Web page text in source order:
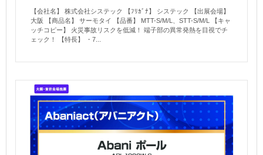
【会社名】 株式会社システック 【ﾌﾘｶﾞﾅ】 システック 【出展会場】
大阪 【商品名】 サーモタイ 【品番】 MTT-S/M/L、STT-S/M/L 【キャ
ッチコピー】 火災事故リスクを低減！ 端子部の異常発熱を目視でチ
ェック！ 【特長】 ・7...